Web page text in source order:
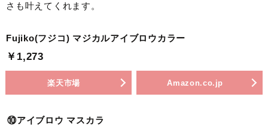
さも叶えてくれます。
Fujiko(フジコ) マジカルアイブロウカラー
￥1,273
楽天市場 Amazon.co.jp
⑩アイブロウ マスカラ